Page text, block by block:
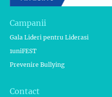
Campanii
Gala Lideri pentru Liderasi
1uniFEST
Prevenire Bullying
Contact